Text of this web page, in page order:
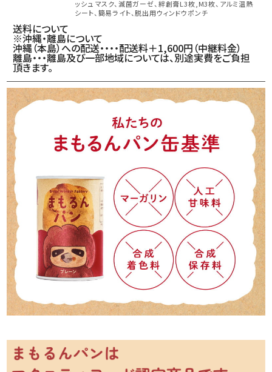
ッシュ マスク、滅菌ガーゼ、絆創膏L3枚,M3枚、アルミ温熱
シート、簡易ライト、脱出用ウィンドウポンチ
送料について
※沖縄・離島について
沖縄（本島）への配送・・・・配送料＋1,600円（中継料金）
離島・・・離島及び一部地域については、別途実費をご負担
頂きます。